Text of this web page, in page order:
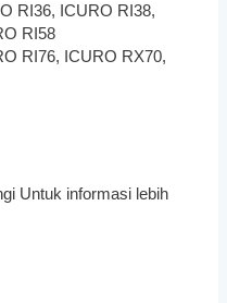
RI36, ICURO RI38,
RI58
RI76, ICURO RX70,
Untuk informasi lebih